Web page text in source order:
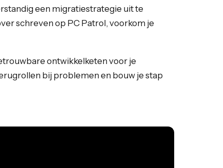
een migratiestrategie uit te
schreven op PC Patrol, voorkom je
ontwikkelketen voor je
bij problemen en bouw je stap